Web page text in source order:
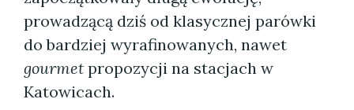
prowadzącą dziś od klasycznej parówki
do bardziej wyrafinowanych, nawet
gourmet propozycji na stacjach w
Katowicach.